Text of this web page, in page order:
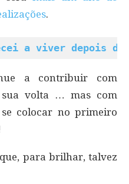
.
a viver depois
a contribuir com
sua volta … mas com
colocar no primeiro
para brilhar, talvez